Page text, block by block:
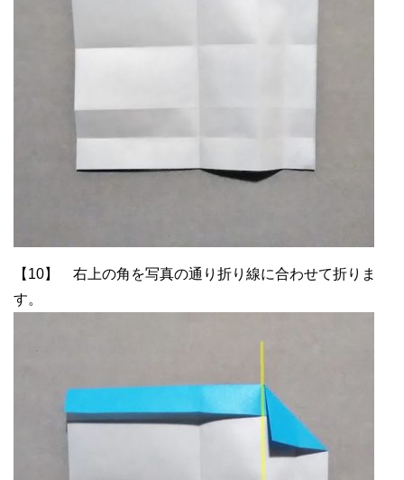
【10】 右上の角を写真の通り折り線に合わせて折りま
す。